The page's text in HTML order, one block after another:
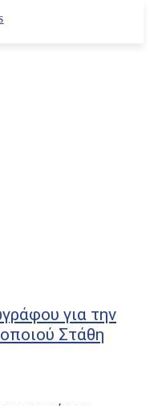
για την
Στάθη